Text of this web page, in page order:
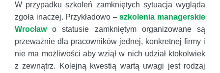
W przypadku szkoleń zamkniętych sytuacja wygląda
zgoła inaczej. Przykładowo –szkolenia managerskie
Wrocławo statusie zamkniętym organizowane są
przeważnie dla pracowników jednej, konkretnej firmy i
nie ma możliwości aby wziął w nich udział ktokolwiek
z zewnątrz. Kolejną kwestią wartą uwagi jest rodzaj